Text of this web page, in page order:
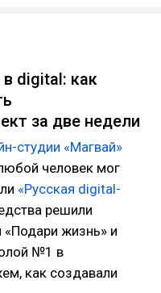
digital: как
за две недели
студии «Магвай»
человек мог
«Русская digital-
решили
жизнь» и
№1 в
как создавали